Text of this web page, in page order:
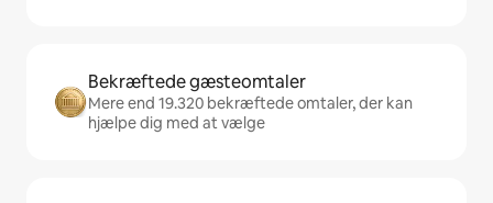
Bekræftede gæsteomtaler
Mere end 19.320 bekræftede omtaler, der kan
hjælpe dig med at vælge